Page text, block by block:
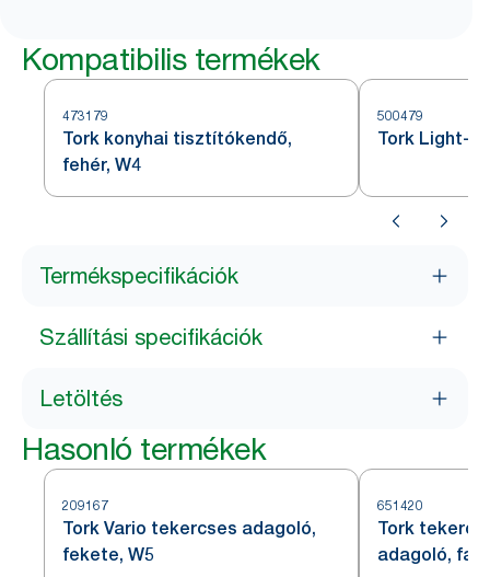
Kompatibilis termékek
473179
Tork konyhai tisztítókendő,
fehér, W4
500479
Tork Light-
Termékspecifikációk
Szállítási specifikációk
Letöltés
Hasonló termékek
209167
Tork Vario tekercses adagoló,
fekete, W5
651420
Tork
adagoló,